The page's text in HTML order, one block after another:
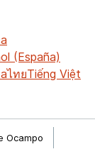
(España)
ไทยTiếng Việt
Ocampo